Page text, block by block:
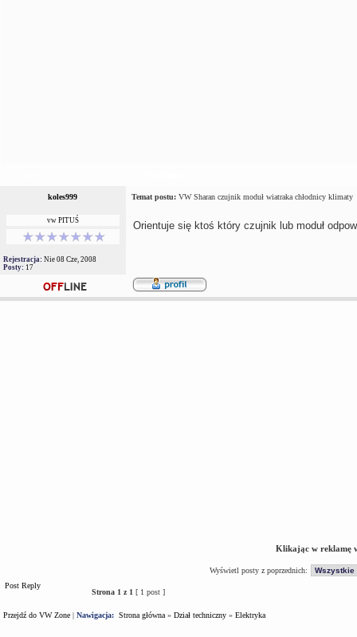
koles999 Temat postu: VW Sharan czujnik moduł wiatraka chłodnicy klimaty
vw PITUŚ
Rejestracja: Nie 08 Cze, 2008
Posty: 17
Orientuje się ktoś który czujnik lub moduł
Klikając w reklamę
Wyświetl posty z poprzednich:
Post Reply
Strona 1 z 1 [ 1 post ]
Przejdź do VW Zone | Nawigacja: Strona główna » Dział techniczny » Elektryka